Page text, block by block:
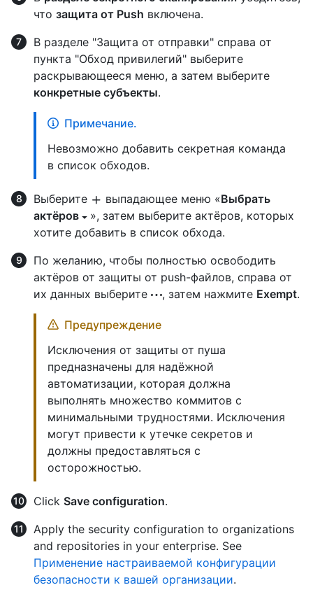
что защита от Push включена.
В разделе "Защита от отправки" справа от
пункта "Обход привилегий" выберите
раскрывающееся меню, а затем выберите
конкретные субъекты.
Примечание.
Невозможно добавить секретная команда
в список обходов.
Выберите выпадающее меню «Выбрать
актёров
», затем выберите актёров, которых
хотите добавить в список обхода.
По желанию, чтобы полностью освободить
актёров от защиты от push-файлов, справа от
их данных выберите
, затем нажмите Exempt.
Предупреждение
Исключения от защиты от пуша
предназначены для надёжной
автоматизации, которая должна
выполнять множество коммитов с
минимальными трудностями. Исключения
могут привести к утечке секретов и
должны предоставляться с
осторожностью.
Click Save configuration.
Apply the security configuration to organizations
and repositories in your enterprise. See
Применение настраиваемой конфигурации
безопасности к вашей организации.